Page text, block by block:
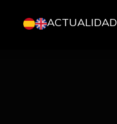
ACTUALIDAD